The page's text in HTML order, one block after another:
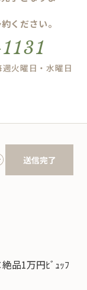
ください。
火曜日・水曜日
送信完了
品1万円ﾋﾞｭｯﾌ